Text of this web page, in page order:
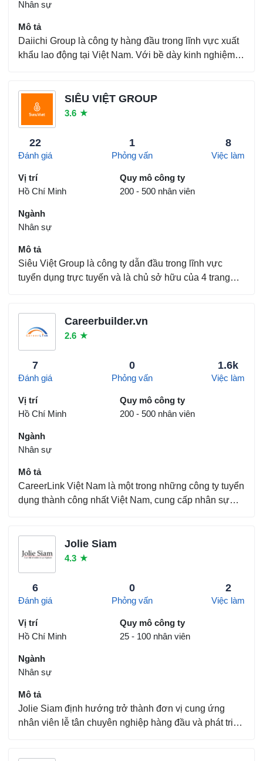
Nhân sự
Mô tả
Daiichi Group là công ty hàng đầu trong lĩnh vực xuất
khẩu lao động tại Việt Nam. Với bề dày kinh nghiệm
người lao động mở ra con đường sự nghiệp vữ...
SIÊU VIỆT GROUP
3.6 ★
22
Đánh giá
1
Phỏng vấn
8
Việc làm
Vị trí
Hồ Chí Minh
Quy mô công ty
200 - 500 nhân viên
Ngành
Nhân sự
Mô tả
Siêu Việt Group là công ty dẫn đầu trong lĩnh vực
tuyển dụng trực tuyến và là chủ sở hữu của 4 trang
Chúng tôi đã kết nối hơn 10.000.000 người tìm việc
vớ...
Careerbuilder.vn
2.6 ★
7
Đánh giá
0
Phỏng vấn
1.6k
Việc làm
Vị trí
Hồ Chí Minh
Quy mô công ty
200 - 500 nhân viên
Ngành
Nhân sự
Mô tả
CareerLink Việt Nam là một trong những công ty tuyển
dụng thành công nhất Việt Nam, cung cấp nhân sự
hơn 10.000 công ty luôn cam kết sử dụng dịch vụ...
Jolie Siam
4.3 ★
6
Đánh giá
0
Phỏng vấn
2
Việc làm
Vị trí
Hồ Chí Minh
Quy mô công ty
25 - 100 nhân viên
Ngành
Nhân sự
Mô tả
Jolie Siam định hướng trở thành đơn vị cung ứng
nhân viên lễ tân chuyên nghiệp hàng đầu và phát triển